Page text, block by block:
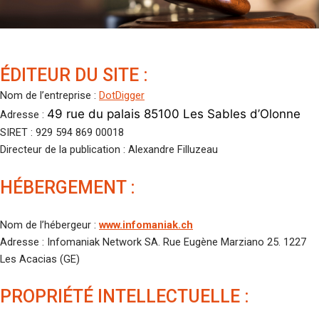
ÉDITEUR DU SITE :
Nom de l’entreprise : DotDigger
Adresse : 49 rue du palais 85100 Les Sables d’Olonne
SIRET : 929 594 869 00018
Directeur de la publication : Alexandre Filluzeau
HÉBERGEMENT :
Nom de l’hébergeur : www.infomaniak.ch
Adresse : Infomaniak Network SA. Rue Eugène Marziano 25. 1227
Les Acacias (GE)
PROPRIÉTÉ INTELLECTUELLE :